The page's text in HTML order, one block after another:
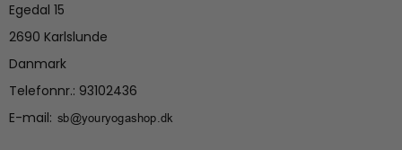
Egedal 15
2690 Karlslunde
Danmark
Telefonnr.: 93102436
E-mail: